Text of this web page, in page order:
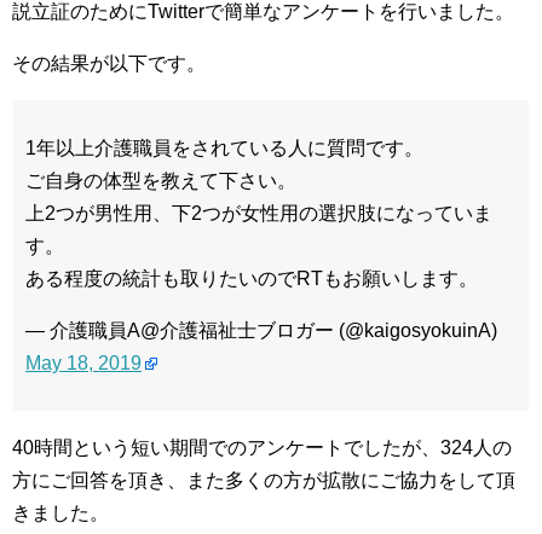
説立証のためにTwitterで簡単なアンケートを行いました。
その結果が以下です。
1年以上介護職員をされている人に質問です。
ご自身の体型を教えて下さい。
上2つが男性用、下2つが女性用の選択肢になっていま
す。
ある程度の統計も取りたいのでRTもお願いします。
— 介護職員A@介護福祉士ブロガー (@kaigosyokuinA)
May 18, 2019
40時間という短い期間でのアンケートでしたが、324人の
方にご回答を頂き、また多くの方が拡散にご協力をして頂
きました。